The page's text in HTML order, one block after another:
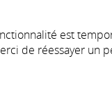
est
de réessayer un